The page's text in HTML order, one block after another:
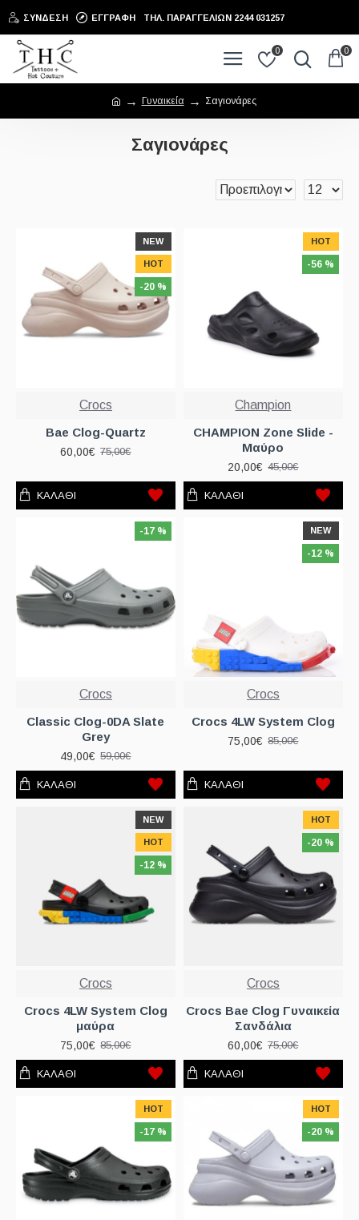
ΣΎΝΔΕΣΗ ΕΓΓΡΑΦΉ ΤΗΛ. ΠΑΡΑΓΓΕΛΙΩΝ 2244 031257
0 0
Γυναικεία Σαγιονάρες
Σαγιονάρες
NEW
HOT
-20 %
Crocs
Bae Clog-Quartz
60,00€ 75,00€
ΚΑΛΆΘΙ
HOT
-56 %
Champion
CHAMPION Zone Slide -
Μαύρο
20,00€ 45,00€
ΚΑΛΆΘΙ
-17 %
Crocs
Classic Clog-0DA Slate
Grey
49,00€ 59,00€
ΚΑΛΆΘΙ
NEW
-12 %
Crocs
Crocs 4LW System Clog
75,00€ 85,00€
ΚΑΛΆΘΙ
NEW
HOT
-12 %
Crocs
Crocs 4LW System Clog
μαύρα
75,00€ 85,00€
ΚΑΛΆΘΙ
HOT
-20 %
Crocs
Crocs Bae Clog Γυναικεία
Σανδάλια
60,00€ 75,00€
ΚΑΛΆΘΙ
HOT
-17 %
HOT
-20 %